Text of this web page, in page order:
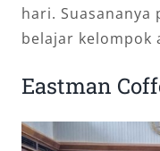
hari.
belajar kelompok
Eastman